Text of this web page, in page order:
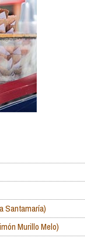
Santamaría)
Murillo Melo)